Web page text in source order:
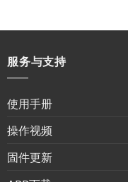
服务与支持
使用手册
操作视频
固件更新